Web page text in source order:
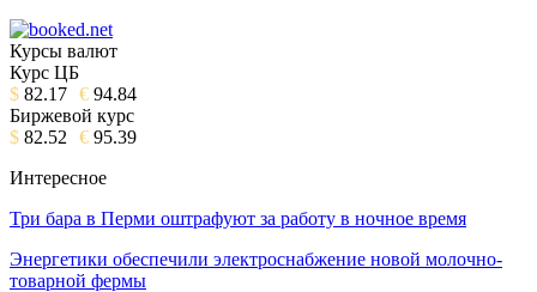
Курсы валют
Курс ЦБ
$ 82.17 € 94.84
Биржевой курс
$ 82.52 € 95.39
Интересное
Три бара в Перми оштрафуют за работу в ночное время
Энергетики обеспечили электроснабжение новой молочно-
товарной фермы